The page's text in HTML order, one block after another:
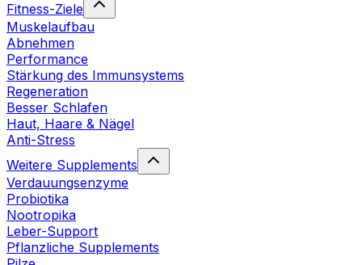
Fitness-Ziele
Muskelaufbau
Abnehmen
Performance
Stärkung des Immunsystems
Regeneration
Besser Schlafen
Haut, Haare & Nägel
Anti-Stress
Weitere Supplements
Verdauungsenzyme
Probiotika
Nootropika
Leber-Support
Pflanzliche Supplements